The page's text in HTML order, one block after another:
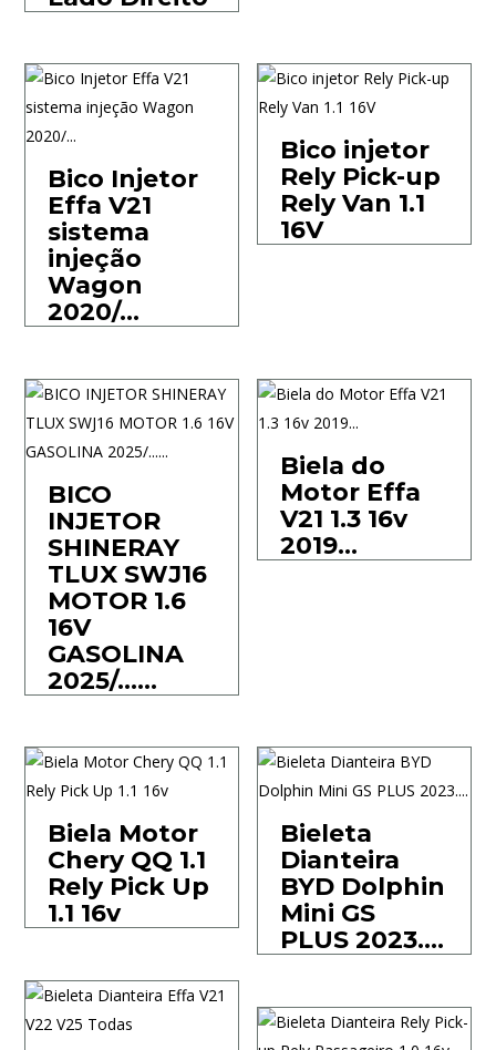
Bico Injetor
Effa V21
sistema
injeção
Wagon
2020/…
Bico injetor
Rely Pick-up
Rely Van 1.1
16V
BICO
INJETOR
SHINERAY
TLUX SWJ16
MOTOR 1.6
16V
GASOLINA
2025/……
Biela do
Motor Effa
V21 1.3 16v
2019…
Biela Motor
Chery QQ 1.1
Rely Pick Up
1.1 16v
Bieleta
Dianteira
BYD Dolphin
Mini GS
PLUS 2023….